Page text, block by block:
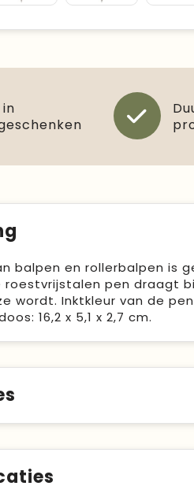
balpen en rollerbalpen is
pen draagt
wordt. Inktkleur van de
16,2 x 5,1 x 2,7 cm.